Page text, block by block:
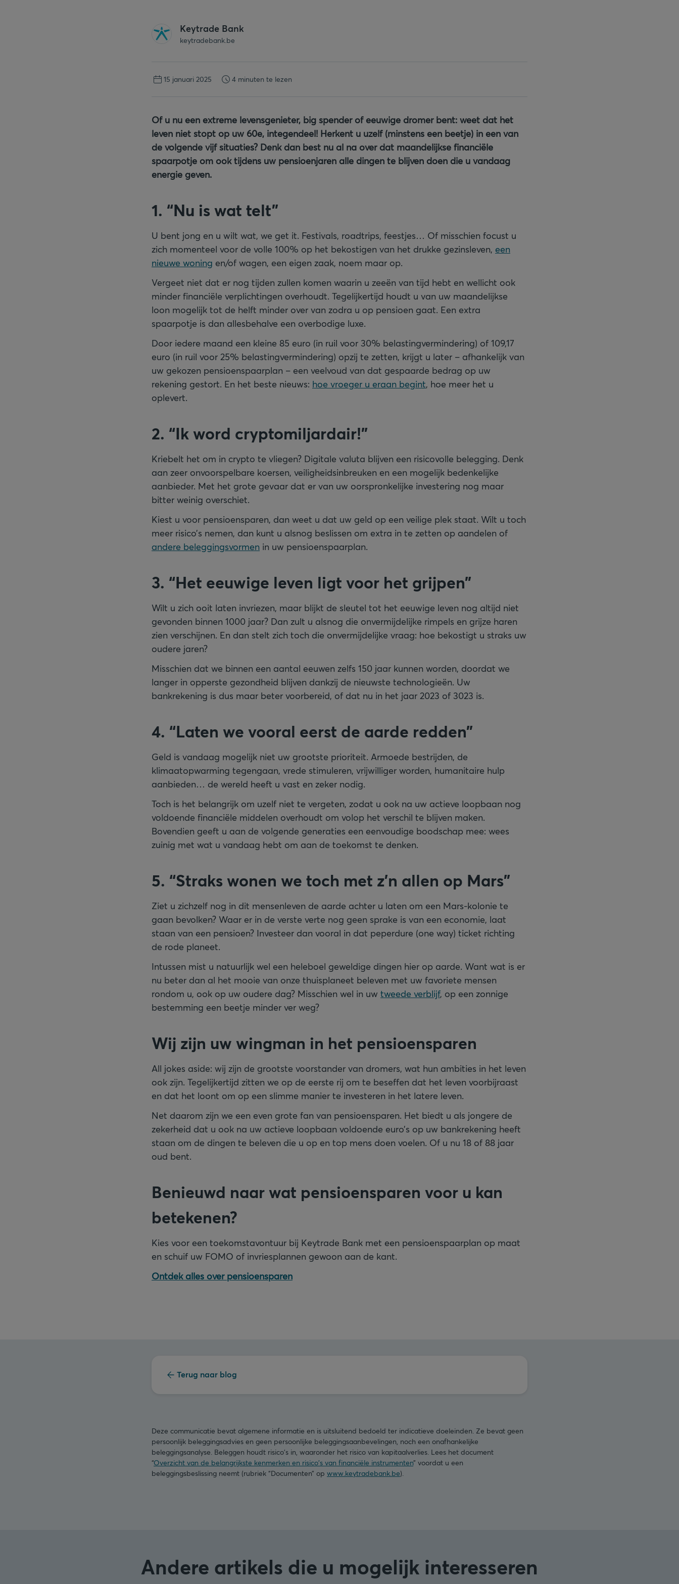
Keytrade Bank
keytradebank.be
15 januari 2025 4 minuten te lezen
Of u nu een extreme levensgenieter, big spender of eeuwige dromer bent: weet dat het
leven niet stopt op uw 60e, integendeel! Herkent u uzelf (minstens een beetje) in een van
de volgende vijf situaties? Denk dan best nu al na over dat maandelijkse financiële
spaarpotje om ook tijdens uw pensioenjaren alle dingen te blijven doen die u vandaag
energie geven.
1. “Nu is wat telt”
U bent jong en u wilt wat, we get it. Festivals, roadtrips, feestjes… Of misschien focust u
zich momenteel voor de volle 100% op het bekostigen van het drukke gezinsleven, een
nieuwe woning en/of wagen, een eigen zaak, noem maar op.
Vergeet niet dat er nog tijden zullen komen waarin u zeeën van tijd hebt en wellicht ook
minder financiële verplichtingen overhoudt. Tegelijkertijd houdt u van uw maandelijkse
loon mogelijk tot de helft minder over van zodra u op pensioen gaat. Een extra
spaarpotje is dan allesbehalve een overbodige luxe.
Door iedere maand een kleine 85 euro (in ruil voor 30% belastingvermindering) of 109,17
euro (in ruil voor 25% belastingvermindering) opzij te zetten, krijgt u later – afhankelijk van
uw gekozen pensioenspaarplan – een veelvoud van dat gespaarde bedrag op uw
rekening gestort. En het beste nieuws: hoe vroeger u eraan begint, hoe meer het u
oplevert.
2. “Ik word cryptomiljardair!”
Kriebelt het om in crypto te vliegen? Digitale valuta blijven een risicovolle belegging. Denk
aan zeer onvoorspelbare koersen, veiligheidsinbreuken en een mogelijk bedenkelijke
aanbieder. Met het grote gevaar dat er van uw oorspronkelijke investering nog maar
bitter weinig overschiet.
Kiest u voor pensioensparen, dan weet u dat uw geld op een veilige plek staat. Wilt u toch
meer risico’s nemen, dan kunt u alsnog beslissen om extra in te zetten op aandelen of
andere beleggingsvormen in uw pensioenspaarplan.
3. “Het eeuwige leven ligt voor het grijpen”
Wilt u zich ooit laten invriezen, maar blijkt de sleutel tot het eeuwige leven nog altijd niet
gevonden binnen 1000 jaar? Dan zult u alsnog die onvermijdelijke rimpels en grijze haren
zien verschijnen. En dan stelt zich toch die onvermijdelijke vraag: hoe bekostigt u straks uw
oudere jaren?
Misschien dat we binnen een aantal eeuwen zelfs 150 jaar kunnen worden, doordat we
langer in opperste gezondheid blijven dankzij de nieuwste technologieën. Uw
bankrekening is dus maar beter voorbereid, of dat nu in het jaar 2023 of 3023 is.
4. “Laten we vooral eerst de aarde redden”
Geld is vandaag mogelijk niet uw grootste prioriteit. Armoede bestrijden, de
klimaatopwarming tegengaan, vrede stimuleren, vrijwilliger worden, humanitaire hulp
aanbieden… de wereld heeft u vast en zeker nodig.
Toch is het belangrijk om uzelf niet te vergeten, zodat u ook na uw actieve loopbaan nog
voldoende financiële middelen overhoudt om volop het verschil te blijven maken.
Bovendien geeft u aan de volgende generaties een eenvoudige boodschap mee: wees
zuinig met wat u vandaag hebt om aan de toekomst te denken.
5. “Straks wonen we toch met z’n allen op Mars”
Ziet u zichzelf nog in dit mensenleven de aarde achter u laten om een Mars-kolonie te
gaan bevolken? Waar er in de verste verte nog geen sprake is van een economie, laat
staan van een pensioen? Investeer dan vooral in dat peperdure (one way) ticket richting
de rode planeet.
Intussen mist u natuurlijk wel een heleboel geweldige dingen hier op aarde. Want wat is er
nu beter dan al het mooie van onze thuisplaneet beleven met uw favoriete mensen
rondom u, ook op uw oudere dag? Misschien wel in uw tweede verblijf, op een zonnige
bestemming een beetje minder ver weg?
Wij zijn uw wingman in het pensioensparen
All jokes aside: wij zijn de grootste voorstander van dromers, wat hun ambities in het leven
ook zijn. Tegelijkertijd zitten we op de eerste rij om te beseffen dat het leven voorbijraast
en dat het loont om op een slimme manier te investeren in het latere leven.
Net daarom zijn we een even grote fan van pensioensparen. Het biedt u als jongere de
zekerheid dat u ook na uw actieve loopbaan voldoende euro’s op uw bankrekening heeft
staan om de dingen te beleven die u op en top mens doen voelen. Of u nu 18 of 88 jaar
oud bent.
Benieuwd naar wat pensioensparen voor u kan
betekenen?
Kies voor een toekomstavontuur bij Keytrade Bank met een pensioenspaarplan op maat
en schuif uw FOMO of invriesplannen gewoon aan de kant.
Ontdek alles over pensioensparen
Terug naar blog
Deze communicatie bevat algemene informatie en is uitsluitend bedoeld ter indicatieve doeleinden. Ze bevat geen
persoonlijk beleggingsadvies en geen persoonlijke beleggingsaanbevelingen, noch een onafhankelijke
beleggingsanalyse. Beleggen houdt risico's in, waaronder het risico van kapitaalverlies. Lees het document
“Overzicht van de belangrijkste kenmerken en risico's van financiële instrumenten” voordat u een
beleggingsbeslissing neemt (rubriek “Documenten” op www.keytradebank.be).
Andere artikels die u mogelijk interesseren